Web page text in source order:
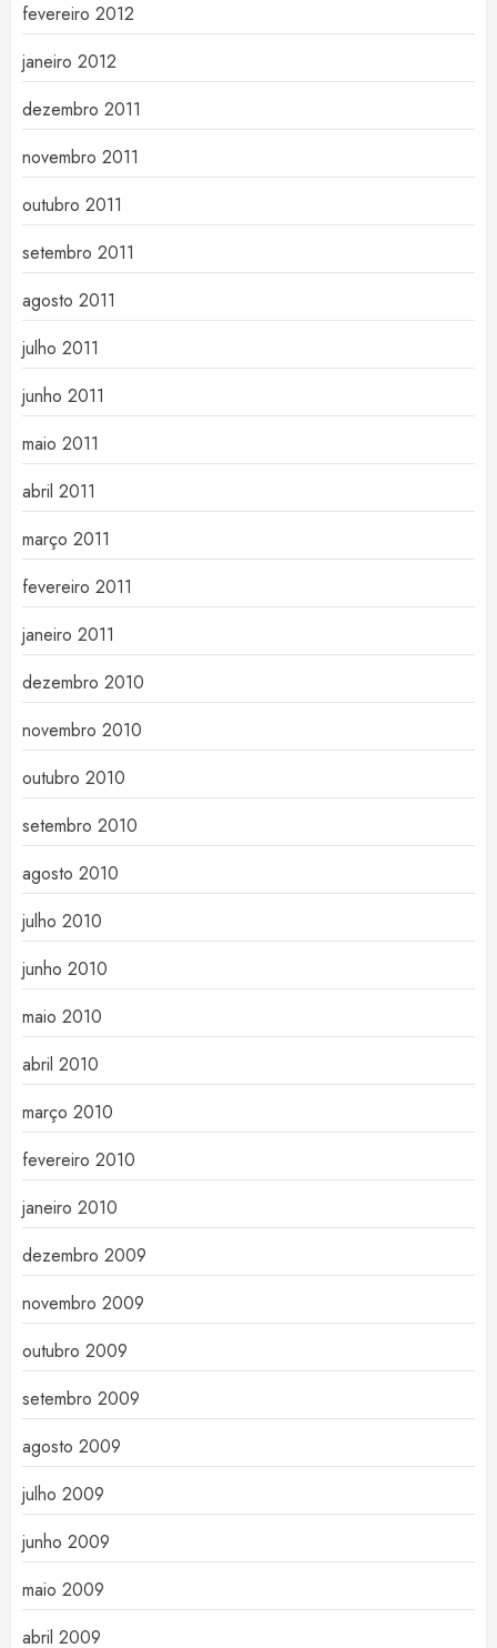
fevereiro 2012
janeiro 2012
dezembro 2011
novembro 2011
outubro 2011
setembro 2011
agosto 2011
julho 2011
junho 2011
maio 2011
abril 2011
março 2011
fevereiro 2011
janeiro 2011
dezembro 2010
novembro 2010
outubro 2010
setembro 2010
agosto 2010
julho 2010
junho 2010
maio 2010
abril 2010
março 2010
fevereiro 2010
janeiro 2010
dezembro 2009
novembro 2009
outubro 2009
setembro 2009
agosto 2009
julho 2009
junho 2009
maio 2009
abril 2009